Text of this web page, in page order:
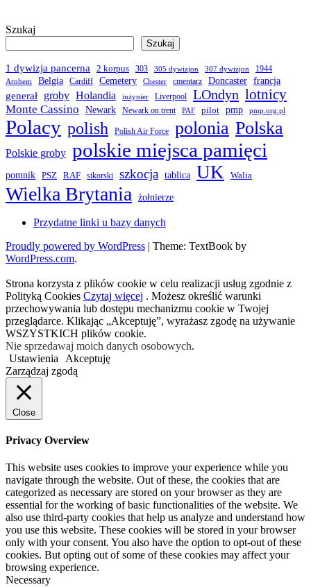
Szukaj
Szukaj
1 dywizja pancerna 2 korpus 303 305 dywizjon 307 dywizjon 1944
Arnhem Belgia Cardiff Cemetery Chester cmentarz Doncaster francja
generał
groby Holandia inżynier Liverpool LOndyn lotnicy
Monte Cassino Newark Newark on trent PAF pilot pmp pmp.org.pl
Polacy polish Polish Air Force polonia Polska
Polskie groby polskie miejsca pamięci
pomnik PSZ RAF sikorski szkocja tablica UK Walia
Wielka Brytania żołnierze
Przydatne linki u bazy danych
Proudly powered by WordPress | Theme: TextBook by
WordPress.com.
Strona korzysta z plików cookie w celu realizacji usług zgodnie z
Polityką Cookies Czytaj więcej . Możesz określić warunki
przechowywania lub dostępu mechanizmu cookie w Twojej
przeglądarce. Klikając „Akceptuję”, wyrażasz zgodę na używanie
WSZYSTKICH plików cookie.
Nie sprzedawaj moich danych osobowych.
Ustawienia
Akceptuję
Zarządzaj zgodą
Close
Privacy Overview
This website uses cookies to improve your experience while you
navigate through the website. Out of these, the cookies that are
categorized as necessary are stored on your browser as they are
essential for the working of basic functionalities of the website. We
also use third-party cookies that help us analyze and understand how
you use this website. These cookies will be stored in your browser
only with your consent. You also have the option to opt-out of these
cookies. But opting out of some of these cookies may affect your
browsing experience.
Necessary